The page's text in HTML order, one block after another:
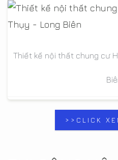
Thiết kế nội thất chung cư
>>CLICK